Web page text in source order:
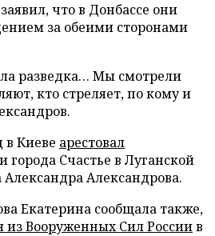
что в Донбассе они
за обеими сторонами
разведка… Мы смотрели
кто стреляет, по кому и
в Киеве арестовал
города Счастье в Луганской
Александра Александрова.
Екатерина сообщала также,
из Вооруженных Сил Россиив